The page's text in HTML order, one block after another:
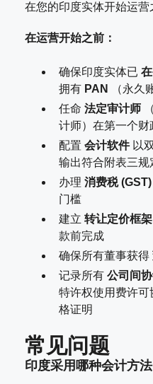
在您的印度实体开始运营
在运营开始之前：
确保印度实体已
拥有 PAN （永久
任命 法定审计师
计师）在第一个财
配置 会计软件以
输出符合附表三
办理 消费税
门槛
建立 转让定价框架
款前完成
确保所有董事获得
记录所有 公司间
特许权使用费许
格证明
常见问题
印度采用哪种会计方法